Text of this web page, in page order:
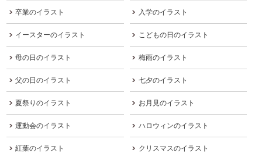
卒業のイラスト 入学のイラスト
イースターのイラスト こどもの日のイラスト
母の日のイラスト 梅雨のイラスト
父の日のイラスト 七夕のイラスト
夏祭りのイラスト お月見のイラスト
運動会のイラスト ハロウィンのイラスト
紅葉のイラスト クリスマスのイラスト